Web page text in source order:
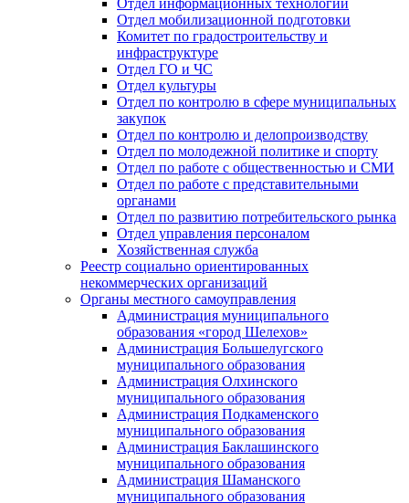
Отдел мобилизационной подготовки
Комитет по градостроительству и
инфраструктуре
Отдел ГО и ЧС
Отдел культуры
Отдел по контролю в сфере муниципальных
закупок
Отдел по контролю и делопроизводству
Отдел по молодежной политике и спорту
Отдел по работе с общественностью и СМИ
Отдел по работе с представительными
органами
Отдел по развитию потребительского рынка
Отдел управления персоналом
Хозяйственная служба
Реестр социально ориентированных
некоммерческих организаций
Органы местного самоуправления
Администрация муниципального
образования «город Шелехов»
Администрация Большелугского
муниципального образования
Администрация Олхинского
муниципального образования
Администрация Подкаменского
муниципального образования
Администрация Баклашинского
муниципального образования
Администрация Шаманского
муниципального образования